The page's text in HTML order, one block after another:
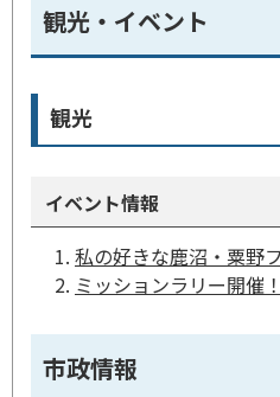
観光・イベント
観光
イベント情報
私の好きな鹿沼・粟野
ミッションラリー開催！
市政情報